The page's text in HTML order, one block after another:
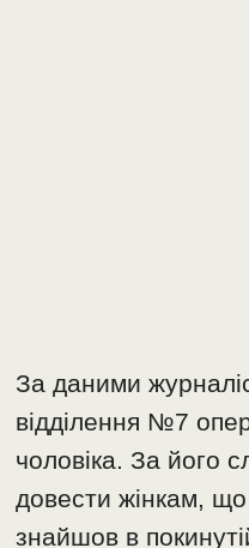
За даними
відділення №7
чоловіка. За його
довести жінкам, що
знайшов в